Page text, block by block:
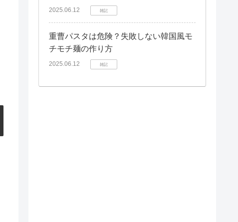
2025.06.12 雑記
重曹パスタは危険？失敗しない韓国風モ
チモチ麺の作り方
2025.06.12 雑記